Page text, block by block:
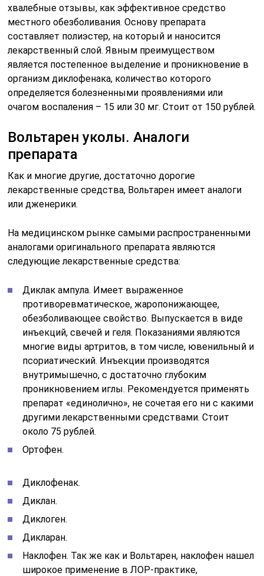
хвалебные отзывы, как эффективное средство
местного обезболивания. Основу препарата
составляет полиэстер, на который и наносится
лекарственный слой. Явным преимуществом
является постепенное выделение и проникновение в
организм диклофенака, количество которого
определяется болезненными проявлениями или
очагом воспаления – 15 или 30 мг. Стоит от 150 рублей.
Вольтарен уколы. Аналоги
препарата
Как и многие другие, достаточно дорогие
лекарственные средства, Вольтарен имеет аналоги
или дженерики.
На медицинском рынке самыми распространенными
аналогами оригинального препарата являются
следующие лекарственные средства:
Диклак ампула. Имеет выраженное
противоревматическое, жаропонижающее,
обезболивающее свойство. Выпускается в виде
инъекций, свечей и геля. Показаниями являются
многие виды артритов, в том числе, ювенильный и
псориатический. Инъекции производятся
внутримышечно, с достаточно глубоким
проникновением иглы. Рекомендуется применять
препарат «единолично», не сочетая его ни с какими
другими лекарственными средствами. Стоит
около 75 рублей.
Ортофен.
Диклофенак.
Диклан.
Диклоген.
Дикларан.
Наклофен. Так же как и Вольтарен, наклофен нашел
широкое применение в ЛОР-практике,